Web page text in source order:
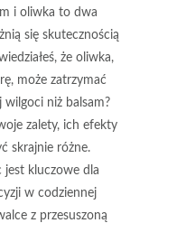
i oliwka to dwa
się skutecznością
że oliwka,
może zatrzymać
wilgoci niż balsam?
zalety, ich efekty
skrajnie różne.
jest kluczowe dla
w codziennej
z przesuszoną